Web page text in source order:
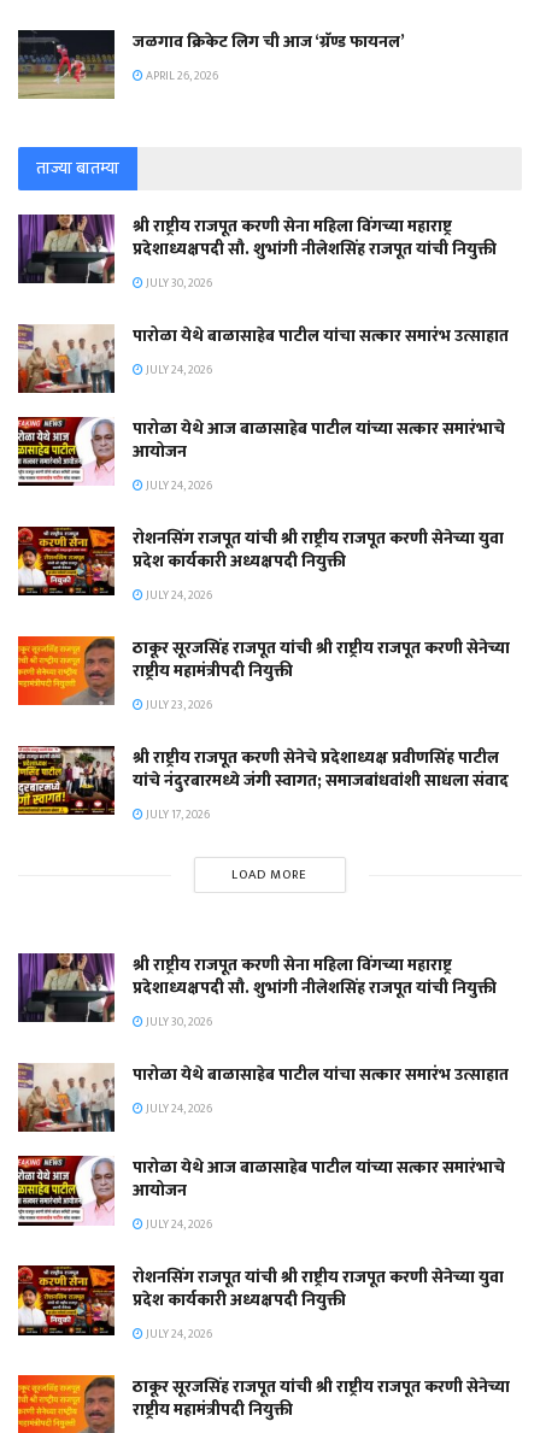
जळगाव क्रिकेट लिग ची आज ‘ग्रॅण्ड फायनल’
APRIL 26, 2026
ताज्या बातम्या
श्री राष्ट्रीय राजपूत करणी सेना महिला विंगच्या महाराष्ट्र
प्रदेशाध्यक्षपदी सौ. शुभांगी नीलेशसिंह राजपूत यांची नियुक्ती
JULY 30, 2026
पारोळा येथे बाळासाहेब पाटील यांचा सत्कार समारंभ उत्साहात
JULY 24, 2026
पारोळा येथे आज बाळासाहेब पाटील यांच्या सत्कार समारंभाचे
आयोजन
JULY 24, 2026
रोशनसिंग राजपूत यांची श्री राष्ट्रीय राजपूत करणी सेनेच्या युवा
प्रदेश कार्यकारी अध्यक्षपदी नियुक्ती
JULY 24, 2026
ठाकूर सूरजसिंह राजपूत यांची श्री राष्ट्रीय राजपूत करणी सेनेच्या
राष्ट्रीय महामंत्रीपदी नियुक्ती
JULY 23, 2026
श्री राष्ट्रीय राजपूत करणी सेनेचे प्रदेशाध्यक्ष प्रवीणसिंह पाटील
यांचे नंदुरबारमध्ये जंगी स्वागत; समाजबांधवांशी साधला संवाद
JULY 17, 2026
LOAD MORE
श्री राष्ट्रीय राजपूत करणी सेना महिला विंगच्या महाराष्ट्र
प्रदेशाध्यक्षपदी सौ. शुभांगी नीलेशसिंह राजपूत यांची नियुक्ती
JULY 30, 2026
पारोळा येथे बाळासाहेब पाटील यांचा सत्कार समारंभ उत्साहात
JULY 24, 2026
पारोळा येथे आज बाळासाहेब पाटील यांच्या सत्कार समारंभाचे
आयोजन
JULY 24, 2026
रोशनसिंग राजपूत यांची श्री राष्ट्रीय राजपूत करणी सेनेच्या युवा
प्रदेश कार्यकारी अध्यक्षपदी नियुक्ती
JULY 24, 2026
ठाकूर सूरजसिंह राजपूत यांची श्री राष्ट्रीय राजपूत करणी सेनेच्या
राष्ट्रीय महामंत्रीपदी नियुक्ती